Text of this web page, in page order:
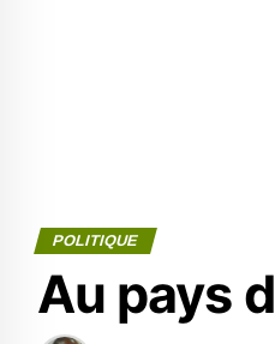
POLITIQUE
Au pays